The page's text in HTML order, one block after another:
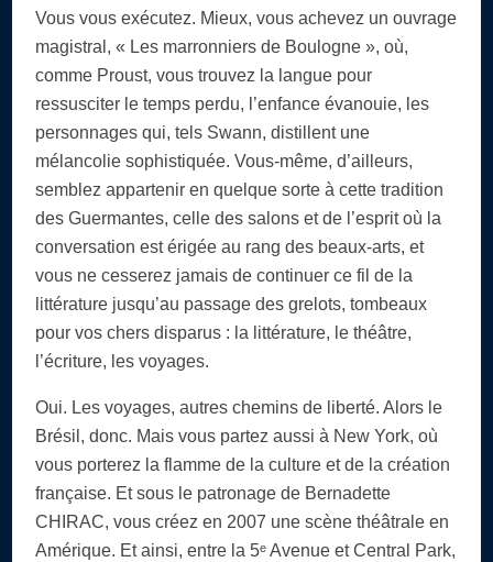
Vous vous exécutez. Mieux, vous achevez un ouvrage
magistral, « Les marronniers de Boulogne », où,
comme Proust, vous trouvez la langue pour
ressusciter le temps perdu, l’enfance évanouie, les
personnages qui, tels Swann, distillent une
mélancolie sophistiquée. Vous-même, d’ailleurs,
semblez appartenir en quelque sorte à cette tradition
des Guermantes, celle des salons et de l’esprit où la
conversation est érigée au rang des beaux-arts, et
vous ne cesserez jamais de continuer ce fil de la
littérature jusqu’au passage des grelots, tombeaux
pour vos chers disparus : la littérature, le théâtre,
l’écriture, les voyages.
Oui. Les voyages, autres chemins de liberté. Alors le
Brésil, donc. Mais vous partez aussi à New York, où
vous porterez la flamme de la culture et de la création
française. Et sous le patronage de Bernadette
CHIRAC, vous créez en 2007 une scène théâtrale en
Amérique. Et ainsi, entre la 5ᵉ Avenue et Central Park,